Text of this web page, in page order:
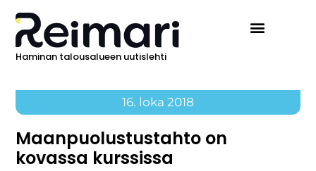
Haminan talousalueen uutislehti
16. loka 2018
Maanpuolustustahto on
kovassa kurssissa